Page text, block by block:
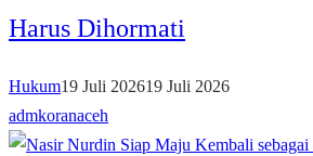
Harus Dihormati
Hukum19 Juli 202619 Juli 2026
admkoranaceh